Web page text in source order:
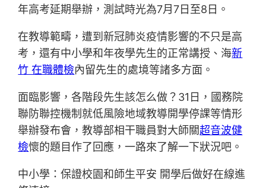
年高考延期舉辦，測試時光為7月7日至8日。
在教導範疇，遭到新冠肺炎疫情影響的不只是高
考，還有中小學和年夜學先生的正常講授、海新
竹 在職體檢內留先生的處境等諸多方面。
面臨影響，各階段先生該怎么做？31日，國務院
聯防聯控機制就低風險地域教導開學停課等情形
舉辦發布會，教導部相干職員對大師關超音波健
檢懷的題目作了回應，一路來了解一下狀況吧。
中小學：保證校園和師生平安 開學后做好在線進